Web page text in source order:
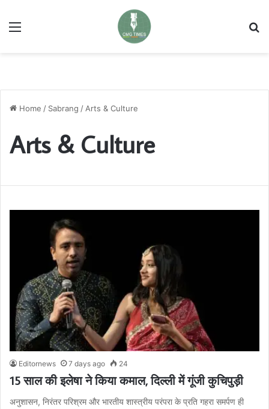
Menu
Home / Sabrang / Arts & Culture
Arts & Culture
Editornews 7 days ago 24
15 साल की इलेषा ने किया कमाल, दिल्ली में गूंजी कुचिपुड़ी
अनुशासन, निरंतर परिश्रम और भारतीय शास्त्रीय परंपरा के प्रति गहरा समर्पण ही